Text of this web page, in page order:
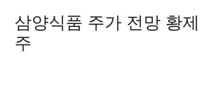
삼양식품 주가 전망 황제
주